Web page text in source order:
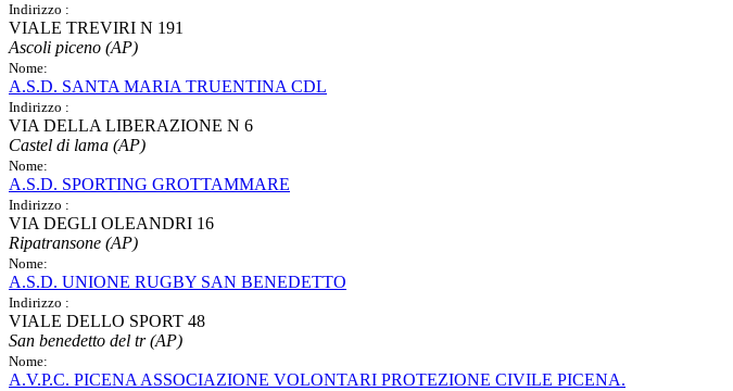
Indirizzo :
VIALE TREVIRI N 191
Ascoli piceno (AP)
Nome:
A.S.D. SANTA MARIA TRUENTINA CDL
Indirizzo :
VIA DELLA LIBERAZIONE N 6
Castel di lama (AP)
Nome:
A.S.D. SPORTING GROTTAMMARE
Indirizzo :
VIA DEGLI OLEANDRI 16
Ripatransone (AP)
Nome:
A.S.D. UNIONE RUGBY SAN BENEDETTO
Indirizzo :
VIALE DELLO SPORT 48
San benedetto del tr (AP)
Nome:
A.V.P.C. PICENA ASSOCIAZIONE VOLONTARI PROTEZIONE CIVILE PICENA.